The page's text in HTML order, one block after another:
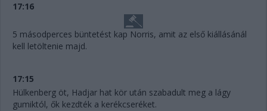
17:16
5 másodperces büntetést kap Norris, amit az első kiállásánál
kell letöltenie majd.
17:15
Hülkenberg öt, Hadjar hat kör után szabadult meg a lágy
gumiktól, ők kezdték a kerékcseréket.